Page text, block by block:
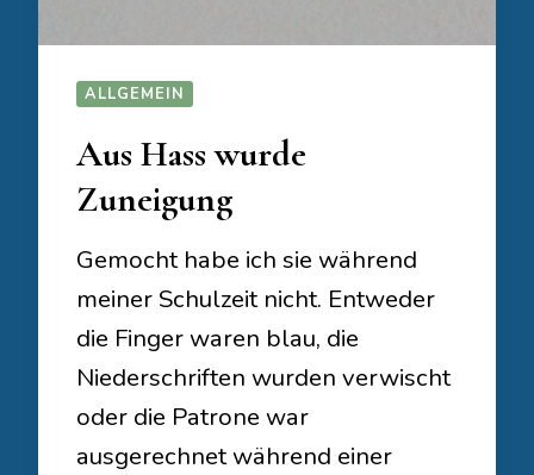
ALLGEMEIN
Aus Hass wurde
Zuneigung
Gemocht habe ich sie während
meiner Schulzeit nicht. Entweder
die Finger waren blau, die
Niederschriften wurden verwischt
oder die Patrone war
ausgerechnet während einer